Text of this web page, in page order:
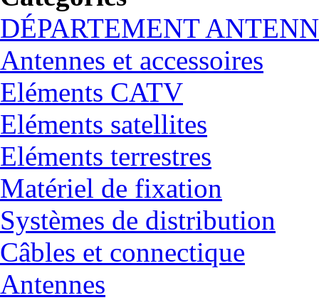
DÉPARTEMENT
Antennes et accessoires
Eléments CATV
Eléments satellites
Eléments terrestres
Matériel de fixation
Systèmes de distribution
Câbles et connectique
Antennes